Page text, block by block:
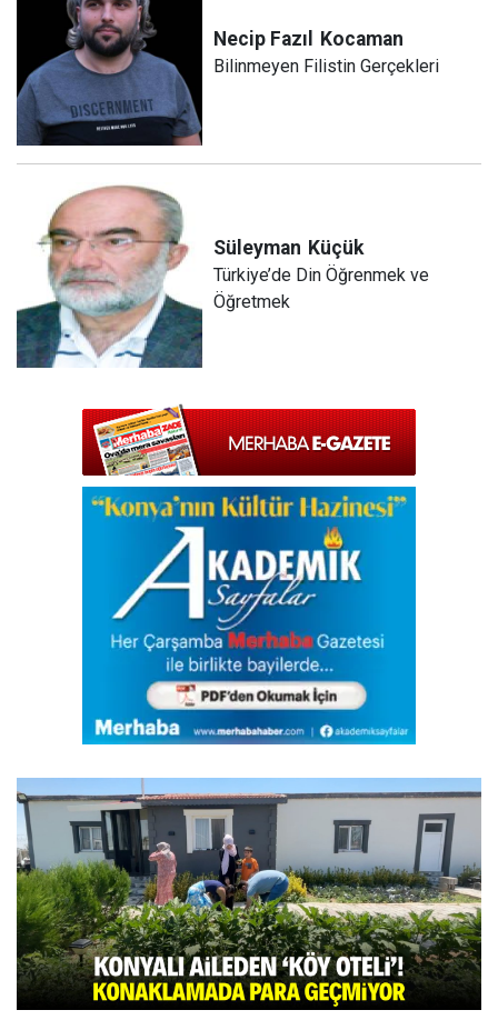
Necip Fazıl Kocaman
Bilinmeyen Filistin Gerçekleri
Süleyman Küçük
Türkiye’de Din Öğrenmek ve
Öğretmek